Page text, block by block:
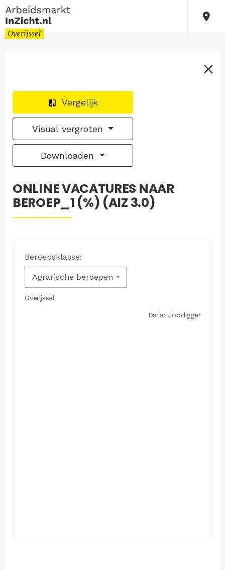
Vergelijk
Visual vergroten
Downloaden
ONLINE VACATURES NAAR
BEROEP_1 (%) (AIZ 3.0)